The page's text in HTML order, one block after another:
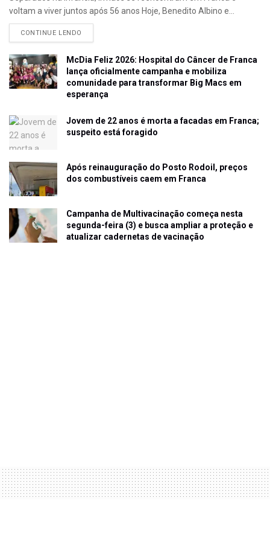
voltam a viver juntos após 56 anos Hoje, Benedito Albino e...
CONTINUE LENDO
McDia Feliz 2026: Hospital do Câncer de Franca
lança oficialmente campanha e mobiliza
comunidade para transformar Big Macs em
esperança
Jovem de 22 anos é morta a facadas em Franca;
suspeito está foragido
Após reinauguração do Posto Rodoil, preços
dos combustíveis caem em Franca
Campanha de Multivacinação começa nesta
segunda-feira (3) e busca ampliar a proteção e
atualizar cadernetas de vacinação